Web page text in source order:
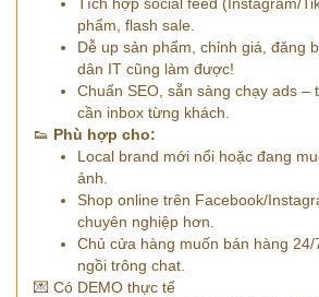
phẩm, flash sale.
Dễ up sản phẩm, chỉnh giá, đăng
dân IT cũng làm được!
Chuẩn SEO, sẵn sàng chạy ads –
cần inbox từng khách.
👟 Phù hợp cho:
Local brand mới nổi hoặc đang
ảnh.
Shop online trên Facebook/
chuyên nghiệp hơn.
Chủ cửa hàng muốn bán hàng 24/
ngồi trông chat.
💌 Có DEMO thực tế